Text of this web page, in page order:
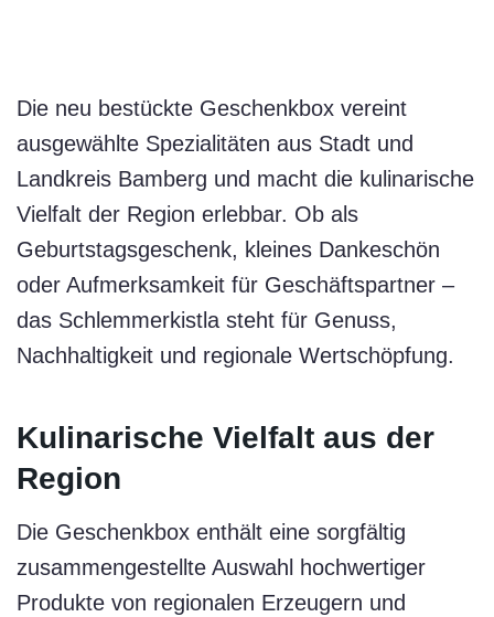
Die neu bestückte Geschenkbox vereint
ausgewählte Spezialitäten aus Stadt und
Landkreis Bamberg und macht die kulinarische
Vielfalt der Region erlebbar. Ob als
Geburtstagsgeschenk, kleines Dankeschön
oder Aufmerksamkeit für Geschäftspartner –
das Schlemmerkistla steht für Genuss,
Nachhaltigkeit und regionale Wertschöpfung.
Kulinarische Vielfalt aus der
Region
Die Geschenkbox enthält eine sorgfältig
zusammengestellte Auswahl hochwertiger
Produkte von regionalen Erzeugern und